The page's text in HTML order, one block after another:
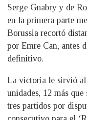
Serge Gnabry y de
en la primera parte
Borussia recortó
por Emre Can, antes
definitivo.
La victoria le sirvió al
unidades, 12 más
tres partidos por